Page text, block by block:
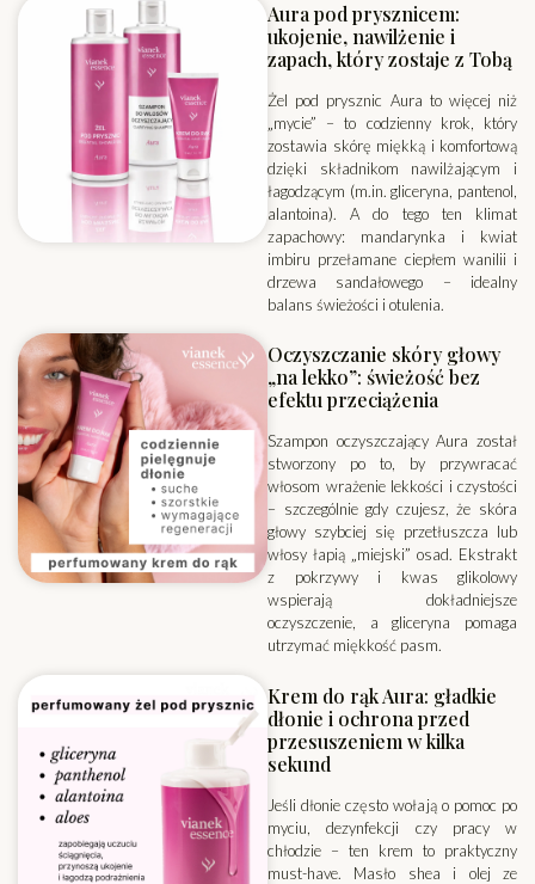
Aura pod prysznicem:
ukojenie, nawilżenie i
zapach, który zostaje z Tobą
Żel pod prysznic Aura to więcej niż
„mycie” – to codzienny krok, który
zostawia skórę miękką i komfortową
dzięki składnikom nawilżającym i
łagodzącym (m.in. gliceryna, pantenol,
alantoina). A do tego ten klimat
zapachowy: mandarynka i kwiat
imbiru przełamane ciepłem wanilii i
drzewa sandałowego – idealny
balans świeżości i otulenia.
Oczyszczanie skóry głowy
„na lekko”: świeżość bez
efektu przeciążenia
Szampon oczyszczający Aura został
stworzony po to, by przywracać
włosom wrażenie lekkości i czystości
– szczególnie gdy czujesz, że skóra
głowy szybciej się przetłuszcza lub
włosy łapią „miejski” osad. Ekstrakt
z pokrzywy i kwas glikolowy
wspierają dokładniejsze
oczyszczenie, a gliceryna pomaga
utrzymać miękkość pasm.
Krem do rąk Aura: gładkie
dłonie i ochrona przed
przesuszeniem w kilka
sekund
Jeśli dłonie często wołają o pomoc po
myciu, dezynfekcji czy pracy w
chłodzie – ten krem to praktyczny
must-have. Masło shea i olej ze